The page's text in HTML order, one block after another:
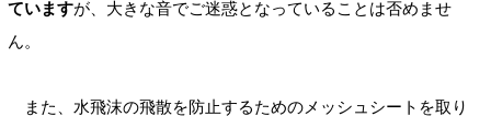
ていますが、大きな音でご迷惑となっていることは否めませ
ん。
また、水飛沫の飛散を防止するためのメッシュシートを取り